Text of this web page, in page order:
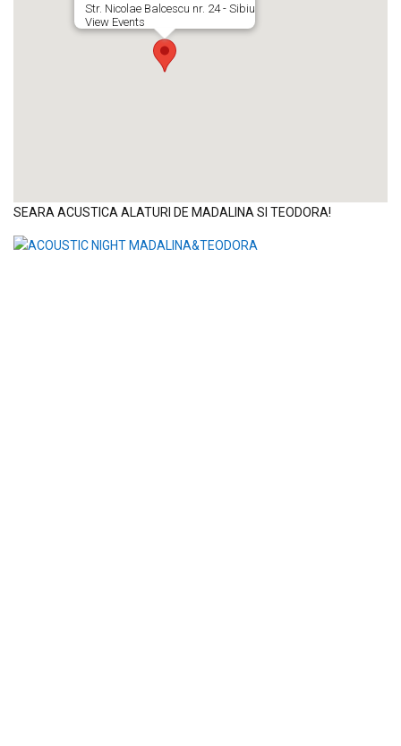
Str. Nicolae Balcescu nr. 24 - Sibiu
View Events
SEARA ACUSTICA ALATURI DE MADALINA SI TEODORA!